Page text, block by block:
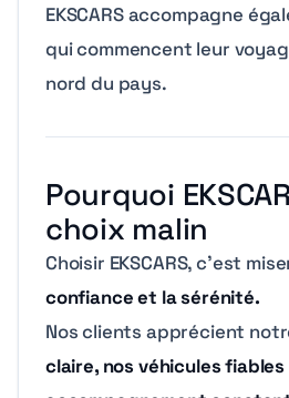
EKSCARS accompagne
qui commencent leur
nord du pays.
Pourquoi
choix malin
Choisir EKSCARS, c’est
confiance et la sérénité.
Nos clients apprécient
claire, nos véhicules